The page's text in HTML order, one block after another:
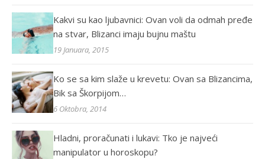
Kakvi su kao ljubavnici: Ovan voli da odmah pređe
na stvar, Blizanci imaju bujnu maštu
19 Januara, 2015
Ko se sa kim slaže u krevetu: Ovan sa Blizancima,
Bik sa Škorpijom…
6 Oktobra, 2014
Hladni, proračunati i lukavi: Tko je najveći
manipulator u horoskopu?